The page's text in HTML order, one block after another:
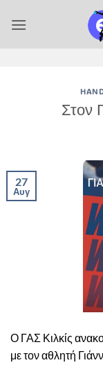
στο
Στον
27
Αυγ
Ο ΓΑΣ Κιλκίς
με τον αθλητή